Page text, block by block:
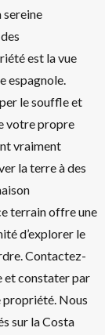
sereine
est la vue
espagnole.
le souffle et
votre propre
vraiment
la terre à des
terrain offre une
d’explorer le
Contactez-
et constater par
propriété. Nous
sur la Costa